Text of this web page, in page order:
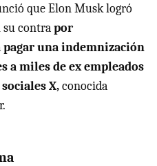
que Elon Musk logró
su contrapor
pagar una indemnización
a miles de ex empleados
X,conocida